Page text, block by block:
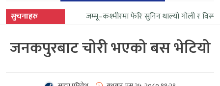
सुचनाहरु जम्मू–कश्मीरमा फेरि सुनिन थाल्यो गोली र
जनकपुरबाट चोरी भएको बस भेटियो